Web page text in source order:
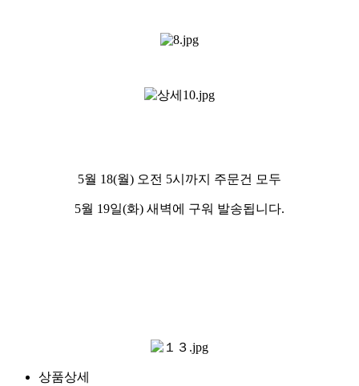
5월 18(월) 오전 5시까지 주문건 모두
5월 19일(화) 새벽에 구워 발송됩니다.
상품상세